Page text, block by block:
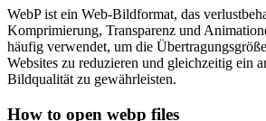
WebP ist ein Web-Bildformat, das
Komprimierung, Transparenz und
häufig verwendet, um die
Websites zu reduzieren und gleichzeitig ein
Bildqualität zu gewährleisten.
How to open webp files